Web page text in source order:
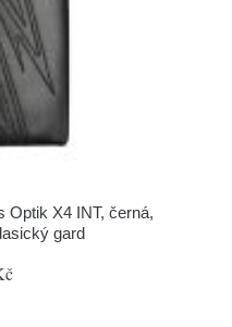
Optik X4 INT, černá,
gard